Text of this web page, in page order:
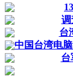
调
台
中国台湾电
台